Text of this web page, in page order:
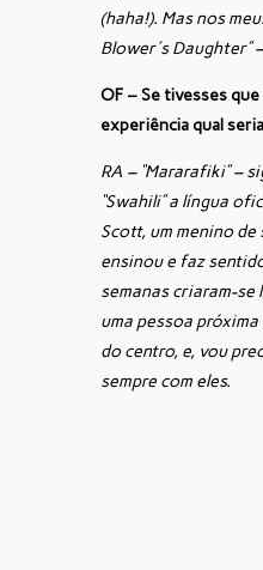
(haha!). Mas nos
Blower´s Daughter”
OF – Se tivesses
experiência qual
RA – “Mararafiki” –
“Swahili” a língua
Scott, um menino de
ensinou e faz
semanas criaram-se
uma pessoa
do centro, e, vou
sempre com eles.